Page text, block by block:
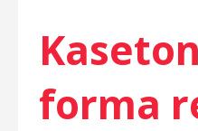
forma